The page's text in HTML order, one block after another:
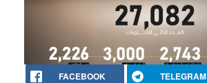
FACEBOOK TELEGRAM